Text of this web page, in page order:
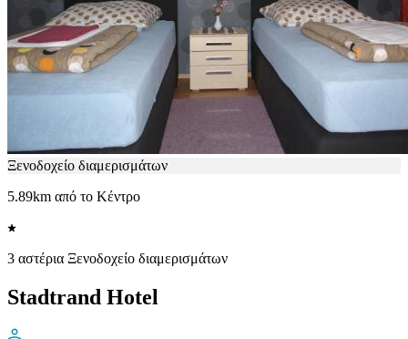
Ξενοδοχείο διαμερισμάτων
5.89km από το Κέντρο
3 αστέρια Ξενοδοχείο διαμερισμάτων
Stadtrand Hotel